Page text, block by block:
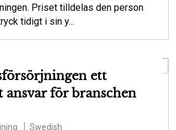
Priset tilldelas den person
tidigt i sin y...
ett
ansvar för branschen
Swedish